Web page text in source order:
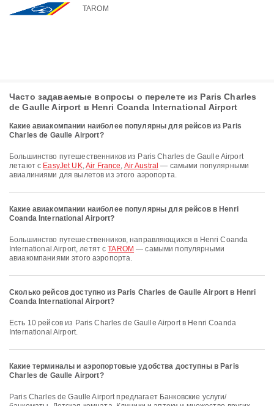
TAROM
Часто задаваемые вопросы о перелете из Paris Charles
de Gaulle Airport в Henri Coanda International Airport
Какие авиакомпании наиболее популярны для рейсов из Paris
Charles de Gaulle Airport?
Большинство путешественников из Paris Charles de Gaulle Airport
летают с EasyJet UK,Air France, Air Austral — самыми популярными
авиалиниями для вылетов из этого аэропорта.
Какие авиакомпании наиболее популярны для рейсов в Henri
Coanda International Airport?
Большинство путешественников, направляющихся в Henri Coanda
International Airport, летят сTAROM — самыми популярными
авиакомпаниями этого аэропорта.
Сколько рейсов доступно из Paris Charles de Gaulle Airport в Henri
Coanda International Airport?
Есть 10 рейсов из Paris Charles de Gaulle Airport в Henri Coanda
International Airport.
Какие терминалы и аэропортовые удобства доступны в Paris
Charles de Gaulle Airport?
Paris Charles de Gaulle Airport предлагает Банковские услуги/